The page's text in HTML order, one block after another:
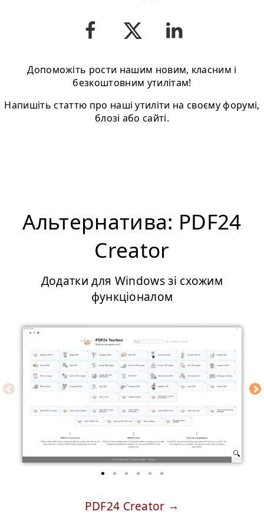
Допоможіть рости нашим новим, класним і
безкоштовним утилітам!
Напишіть статтю про нашi утиліти на своєму форумі,
блозі або сайті.
Альтернатива: PDF24
Creator
Додатки для Windows зі схожим
функціоналом
PDF24 Creator